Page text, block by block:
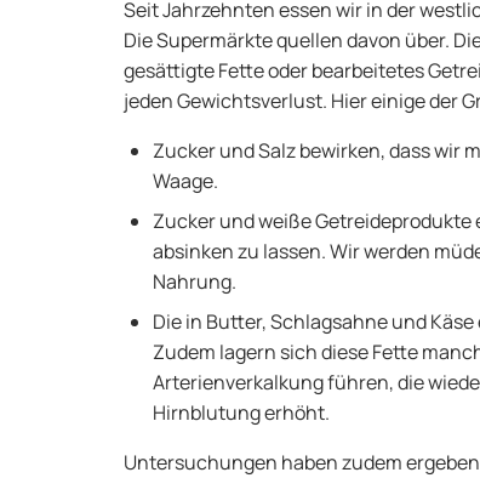
Seit Jahrzehnten essen wir in der
Die Supermärkte quellen davon über.
gesättigte Fette oder bearbeitetes
jeden Gewichtsverlust. Hier einige der
Zucker und Salz bewirken, dass wir
Waage.
Zucker und weiße
absinken zu lassen. Wir werden
Nahrung.
Die in Butter, Schlagsahne und
Zudem lagern sich diese Fette
Arterienverkalkung führen, die
Hirnblutung erhöht.
Untersuchungen haben zudem